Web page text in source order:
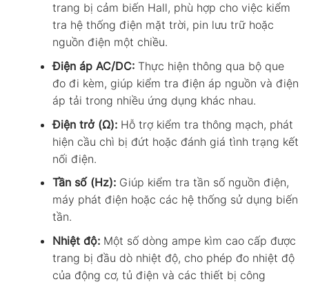
trang bị cảm biến Hall, phù hợp cho việc kiểm
tra hệ thống điện mặt trời, pin lưu trữ hoặc
nguồn điện một chiều.
Điện áp AC/DC:Thực hiện thông qua bộ que
đo đi kèm, giúp kiểm tra điện áp nguồn và điện
áp tải trong nhiều ứng dụng khác nhau.
Điện trở (Ω):Hỗ trợ kiểm tra thông mạch, phát
hiện cầu chì bị đứt hoặc đánh giá tình trạng kết
nối điện.
Tần số (Hz):Giúp kiểm tra tần số nguồn điện,
máy phát điện hoặc các hệ thống sử dụng biến
tần.
Nhiệt độ:Một số dòng ampe kìm cao cấp được
trang bị đầu dò nhiệt độ, cho phép đo nhiệt độ
của động cơ, tủ điện và các thiết bị công